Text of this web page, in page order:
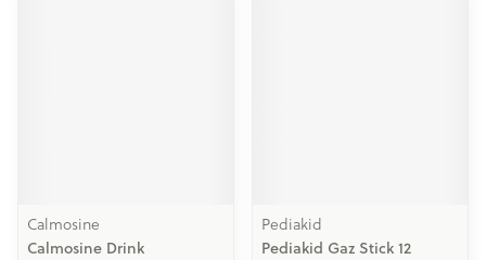
Calmosine
Calmosine Drink
Pediakid
Pediakid Gaz Stick 12